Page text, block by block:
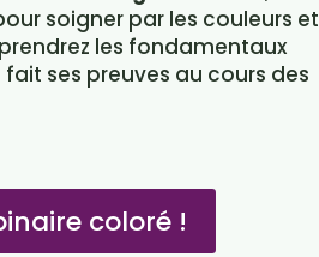
soigner par les couleurs et
les fondamentaux
ses preuves au cours des
coloré !